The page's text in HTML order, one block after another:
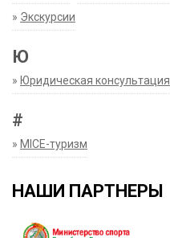
» Экскурсии
Ю
» Юридическая консультация
#
» MICE-туризм
НАШИ ПАРТНЕРЫ